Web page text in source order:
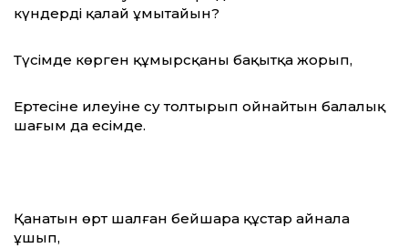
күндерді қалай ұмытайын?
Түсімде көрген құмырсқаны бақытқа жорып,
Ертесіне илеуіне су толтырып ойнайтын балалық
шағым да есімде.
Қанатын өрт шалған бейшара құстар айнала
ұшып,